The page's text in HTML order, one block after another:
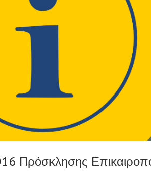
Πρόσκλησης